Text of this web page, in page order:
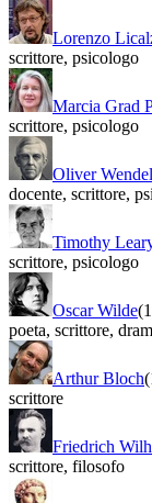
Lorenzo
scrittore, psicologo
Marcia Grad
scrittore, psicologo
Oliver
docente, scrittore,
Timothy
scrittore, psicologo
Oscar Wilde
poeta, scrittore,
Arthur Bloch
scrittore
Friedrich
scrittore, filosofo